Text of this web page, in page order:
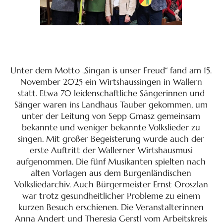
Unter dem Motto „Singan is unser Freud“ fand am 15.
November 2025 ein Wirtshaussingen in Wallern
statt. Etwa 70 leidenschaftliche Sängerinnen und
Sänger waren ins Landhaus Tauber gekommen, um
unter der Leitung von Sepp Gmasz gemeinsam
bekannte und weniger bekannte Volkslieder zu
singen. Mit großer Begeisterung wurde auch der
erste Auftritt der Wallerner Wirtshausmusi
aufgenommen. Die fünf Musikanten spielten nach
alten Vorlagen aus dem Burgenländischen
Volksliedarchiv. Auch Bürgermeister Ernst Oroszlan
war trotz gesundheitlicher Probleme zu einem
kurzen Besuch erschienen. Die Veranstalterinnen
Anna Andert und Theresia Gerstl vom Arbeitskreis